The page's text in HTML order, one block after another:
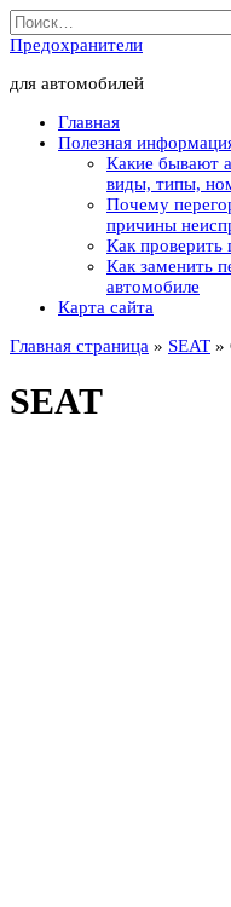
Перейти
к
содержанию
Search
for:
Предохранители
для автомобилей
Главная
Полезная
Какие бывают
виды, типы,
Почему
причины
Как проверить
Как заменить
автомобиле
Карта сайта
Главная страница » SEAT »
SEAT